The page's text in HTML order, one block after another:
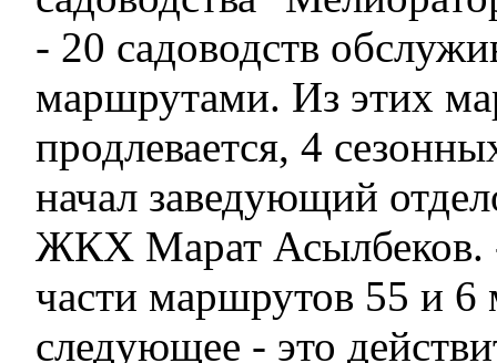
- 20 садоводств
маршрутами. Из этих
продлевается, 4
начал заведующий
ЖКХ Марат Асылбеков.
части маршрутов 55 и 6
следующее - это